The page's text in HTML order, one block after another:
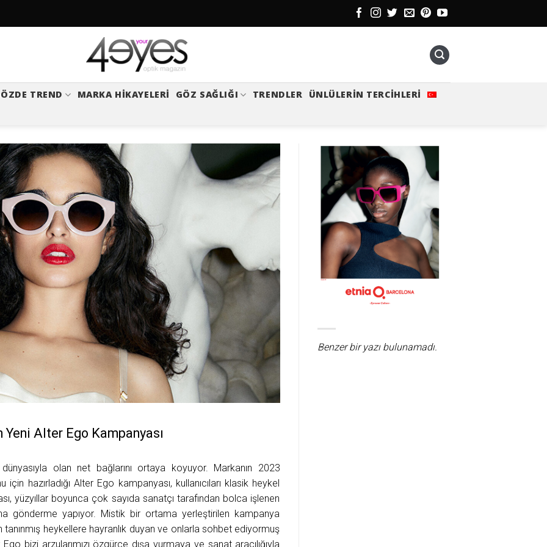
TREND MARKA HIKAYELERI GÖZ SAĞLIĞI TRENDLER ÜNLÜLERIN TERCIHLERI
Yeni Alter Ego Kampanyası
olan net bağlarını ortaya koyuyor. Markanın 2023
hazırladığı Alter Ego kampanyası, kullanıcıları klasik heykel
yüzyıllar boyunca çok sayıda sanatçı tarafından bolca işlenen
gönderme yapıyor. Mistik bir ortama yerleştirilen kampanya
heykellere hayranlık duyan ve onlarla sohbet ediyormuş
bizi arzularımızı özgürce dışa vurmaya ve sanat aracılığıyla
Benzer bir yazı bulunamadı.